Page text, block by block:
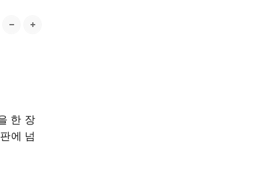
한 장
에 넘